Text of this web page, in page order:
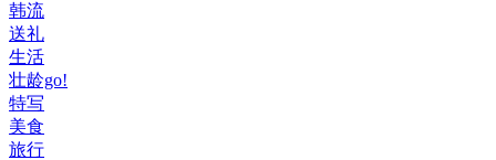
韩流
送礼
生活
壮龄go!
特写
美食
旅行